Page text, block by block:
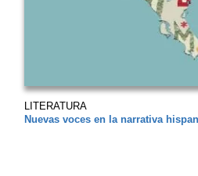
LITERATURA
Nuevas voces en la narrativa